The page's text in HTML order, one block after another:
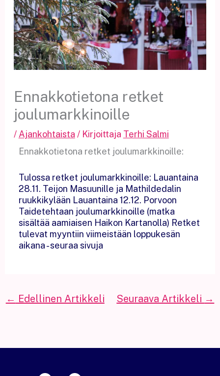
Ennakkotietona retket
joulumarkkinoille
/ Ajankohtaista / Kirjoittaja Terhi Salmi
Ennakkotietona retket joulumarkkinoille:
Tulossa retket joulumarkkinoille: Lauantaina
28.11. Teijon Masuunille ja Mathildedalin
ruukkikylään Lauantaina 12.12. Porvoon
Taidetehtaan joulumarkkinoille (matka
sisältää aamiaisen Haikon Kartanolla) Retket
tulevat myyntiin viimeistään loppukesän
aikana - seuraa sivuja
← Edellinen Artikkeli Seuraava Artikkeli →